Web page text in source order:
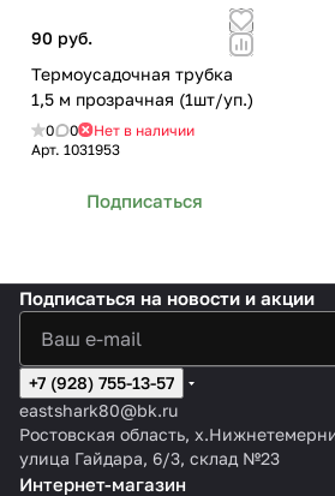
90 руб.
Термоусадочная трубка
1,5 м прозрачная (1шт/уп.)
0 0
Нет в наличии
Арт. 1031953
Подписаться
Подписаться на новости и акции
+7 (928) 755-13-57
eastshark80@bk.ru
Ростовская область,
улица Гайдара, 6/3, склад №23
Интернет-магазин